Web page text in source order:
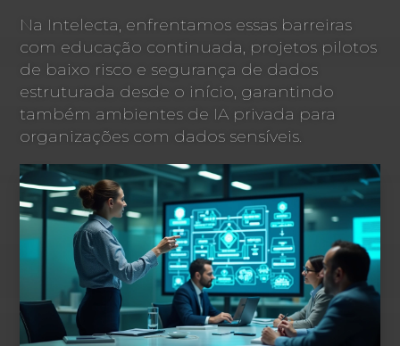
Na Intelecta, enfrentamos essas barreiras
com educação continuada, projetos pilotos
de baixo risco e segurança de dados
estruturada desde o início, garantindo
também ambientes de IA privada para
organizações com dados sensíveis.